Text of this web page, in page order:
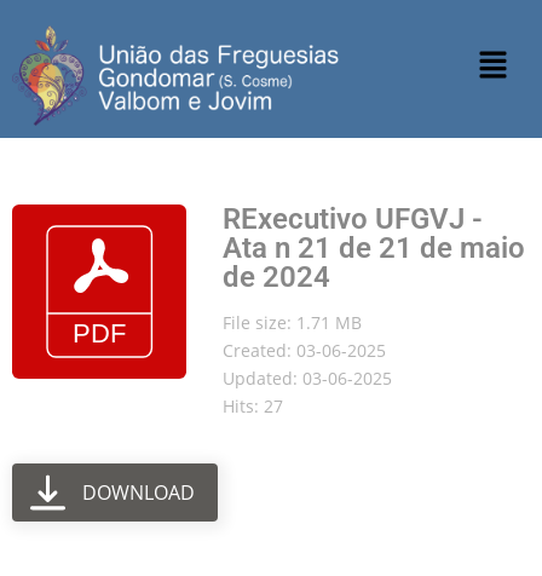
RExecutivo UFGVJ -
Ata n 21 de 21 de maio
de 2024
File size: 1.71 MB
Created: 03-06-2025
Updated: 03-06-2025
Hits: 27
DOWNLOAD